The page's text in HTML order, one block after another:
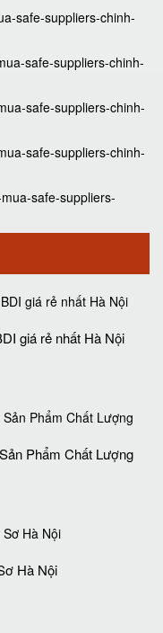
safe-suppliers-chinh-
safe-suppliers-chinh-
safe-suppliers-chinh-
safe-suppliers-chinh-
safe-suppliers-
giá rẻ nhất Hà Nội
Phẩm Chất Lượng‎
Hà Nội